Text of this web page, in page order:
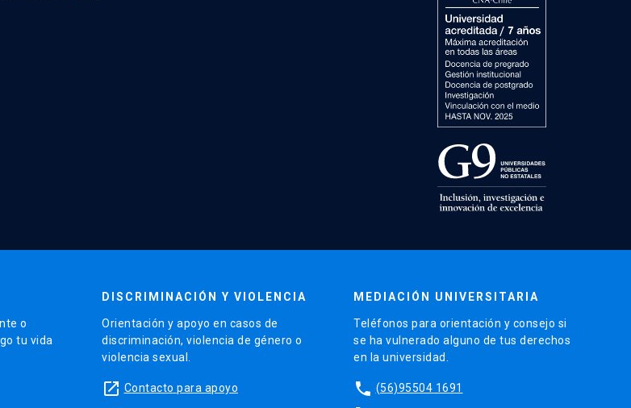
o
tu vida
DISCRIMINACIÓN Y VIOLENCIA
Orientación y apoyo en casos de
discriminación, violencia de género o
violencia sexual.
launch Contacto para apoyo
MEDIACIÓN UNIVERSITARIA
Teléfonos para orientación y consejo si
se ha vulnerado alguno de tus derechos
en la universidad.
phone (56)95504 1691